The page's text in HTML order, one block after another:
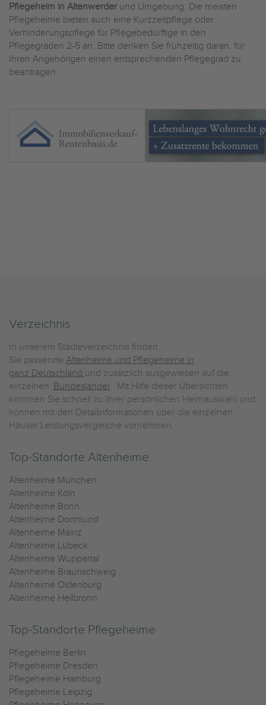
Pflegeheim in Altenwerder und Umgebung. Die meisten
Pflegeheime bieten auch eine Kurzzeitpflege oder
Verhinderungspflege für Pflegebedürftige in den
Pflegegraden 2-5 an. Bitte denken Sie frühzeitig daran, für
Ihren Angehörigen einen entsprechenden Pflegegrad zu
beantragen.
Verzeichnis
In unserem Städteverzeichnis finden
Sie passende Altenheime und Pflegeheime in
ganz Deutschland und zusätzlich ausgewiesen auf die
einzelnen Bundesländer. Mit Hilfe dieser Übersichten
kommen Sie schnell zu Ihrer persönlichen Heimauswahl und
können mit den Detailinformationen über die einzelnen
Häuser Leistungsvergleiche vornehmen.
Top-Standorte Altenheime
Altenheime München
Altenheime Köln
Altenheime Bonn
Altenheime Dortmund
Altenheime Mainz
Altenheime Lübeck
Altenheime Wuppertal
Altenheime Braunschweig
Altenheime Oldenburg
Altenheime Heilbronn
Top-Standorte Pflegeheime
Pflegeheime Berlin
Pflegeheime Dresden
Pflegeheime Hamburg
Pflegeheime Leipzig